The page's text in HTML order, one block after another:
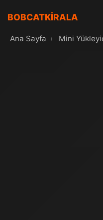
BOBCATKİRALA
Ana Sayfa › Mini